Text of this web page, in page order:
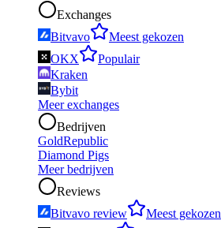
Exchanges
Bitvavo
Meest gekozen
OKX
Populair
Kraken
Bybit
Meer exchanges
Bedrijven
GoldRepublic
Diamond Pigs
Meer bedrijven
Reviews
Bitvavo review
Meest gekozen